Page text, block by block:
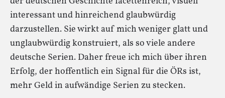
interessant und hinreichend glaubwürdig
darzustellen. Sie wirkt auf mich weniger glatt und
unglaubwürdig konstruiert, als so viele andere
deutsche Serien. Daher freue ich mich über ihren
Erfolg, der hoffentlich ein Signal für die ÖRs ist,
mehr Geld in aufwändige Serien zu stecken.